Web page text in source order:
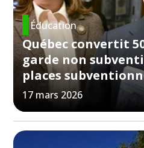
Éducation
Québec convertit
garde non
places
17 mars 2026